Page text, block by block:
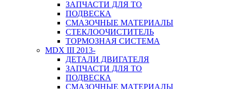
ЗАПЧАСТИ ДЛЯ ТО
ПОДВЕСКА
СМАЗОЧНЫЕ МАТЕРИАЛЫ
СТЕКЛООЧИСТИТЕЛЬ
ТОРМОЗНАЯ СИСТЕМА
MDX III 2013-
ДЕТАЛИ ДВИГАТЕЛЯ
ЗАПЧАСТИ ДЛЯ ТО
ПОДВЕСКА
СМАЗОЧНЫЕ МАТЕРИАЛЫ